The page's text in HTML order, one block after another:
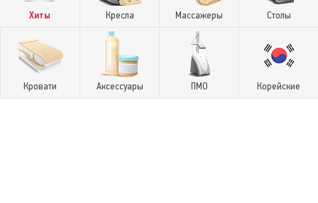
Хиты Кресла Массажеры Столы
Кровати Аксессуары ПМО Корейские